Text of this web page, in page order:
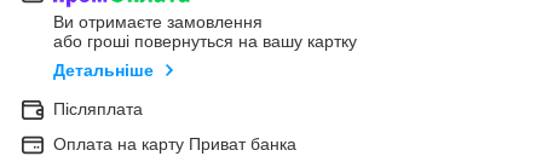
Ви отримаєте замовлення
або гроші повернуться на вашу картку
Детальніше
Післяплата
Оплата на карту Приват банка